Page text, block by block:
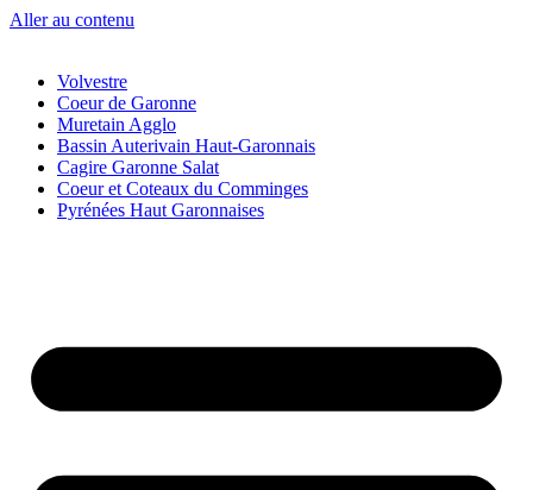
Aller au contenu
Volvestre
Coeur de Garonne
Muretain Agglo
Bassin Auterivain Haut-Garonnais
Cagire Garonne Salat
Coeur et Coteaux du Comminges
Pyrénées Haut Garonnaises